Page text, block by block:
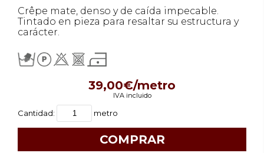
Crêpe mate, denso y de caída impecable.
Tintado en pieza para resaltar su estructura y
carácter.
39,00€/metro
IVA incluido
Cantidad: metro